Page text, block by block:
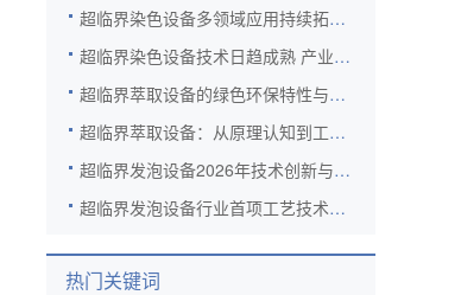
超临界染色设备多领域应用持续拓展 绿色制造效益日益凸显
超临界染色设备技术日趋成熟 产业化进程全面提速
超临界萃取设备的绿色环保特性与前沿场景拓展
超临界萃取设备：从原理认知到工业应用的跨越之路
超临界发泡设备2026年技术创新与产业应用协同发力
超临界发泡设备行业首项工艺技术规范落地 标准化建设迈出关键一步
热门关键词